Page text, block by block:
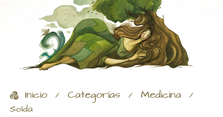
Inicio / Categorías / Medicina /
Solda